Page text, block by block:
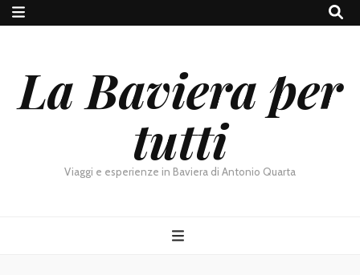
La Baviera per
tutti
Viaggi e esperienze in Baviera di Antonio Quarta